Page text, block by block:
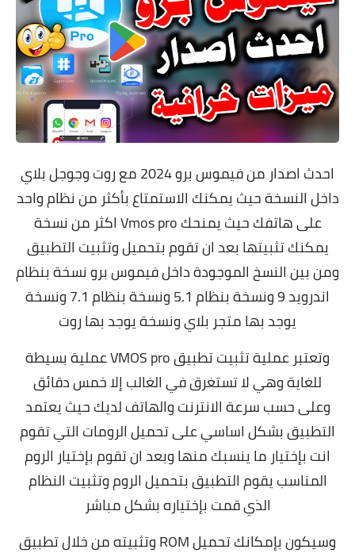
احدث اصدار من فيموس برو 2024 مع روت وجوجل بلاي
داخل النسخة حيث يمكنك الاستمتاع بأكثر من نظام واحد
على هاتفك حيث يمنحك Vmos pro اكثر من نسخة
يمكنك تثبيتها بعد ان تقوم بتحميل وتثبيت التطبيق
ومن بين النسخ الموجودة داخل فيموس برو نسخة بنظام
اندرويد 9 ونسخة بنظام 5.1 ونسخة بنظام 7.1 ونسخة
يوجد بها متجر بلاي ونسخة يوجد بها روت
وتعتبر عملية تثبيت تطبيق VMOS pro عملية بسيطة
للغاية وهي لا تستغرق في الغالب إلا خمس دقائق
وعلى حسب سرعة الانترنت والهاتف لديك حيث يعتمد
التطبيق بشكل اساسي على تحميل الرومات التي تقوم
انت بإختيار ما ينسبك منها وبعد ان تقوم بإختيار الروم
المناسب يقوم التطبيق بتحميل الروم وتثبيت النظام
الذي قمت بإختياره بشكل مباشر
وسيكون بإمكانك تحميل ROM وتثبيته من خلال تطبيق